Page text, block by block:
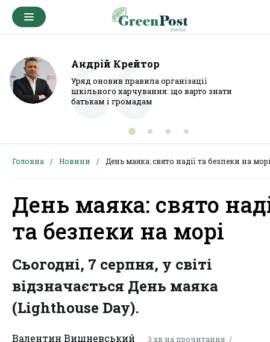
Андрій Крейтор
Уряд оновив правила організації
шкільного харчування: що варто знати
батькам і громадам
Головна Новини День маяка: свято надії та безпеки на морі
День маяка: свято
та безпеки на морі
Сьогодні, 7 серпня, у світі
відзначається День маяка
(Lighthouse Day).
Валентин Вишневський 3 хв на прочитання